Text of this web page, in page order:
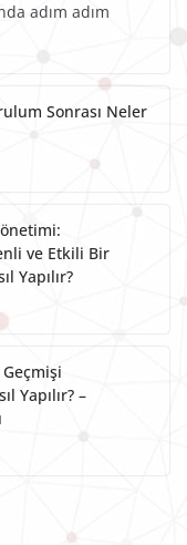
adım adım
Sonrası Neler
ve Etkili Bir
Yapılır?
Yapılır? –